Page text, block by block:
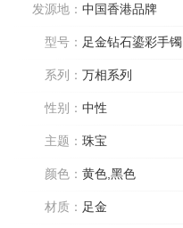
发源地： 中国香港品牌
型号： 足金钻石鎏彩手镯
系列： 万相系列
性别： 中性
主题： 珠宝
颜色： 黄色,黑色
材质： 足金